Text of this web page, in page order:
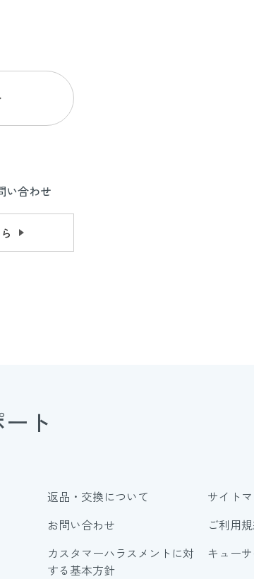
い合わせ
ト
ご利用
返品・交換について サイト
カスタマーハラスメントに対
する基本方針
キュー
お問い合わせ